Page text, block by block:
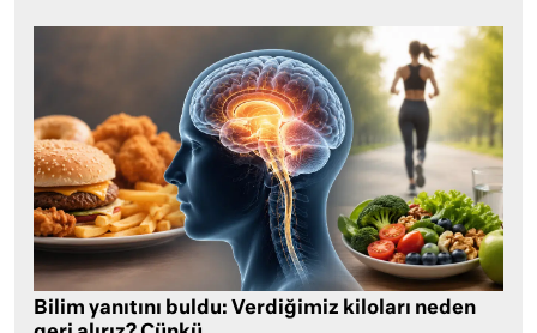
Bilim yanıtını buldu: Verdiğimiz kiloları neden